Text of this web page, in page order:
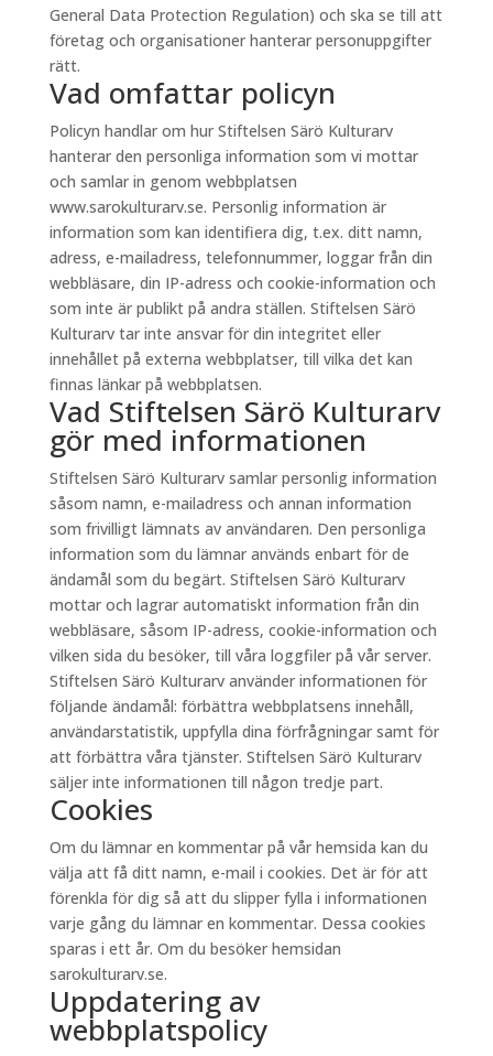
General Data Protection Regulation) och ska se till att
företag och organisationer hanterar personuppgifter
rätt.
Vad omfattar policyn
Policyn handlar om hur Stiftelsen Särö Kulturarv
hanterar den personliga information som vi mottar
och samlar in genom webbplatsen
www.sarokulturarv.se. Personlig information är
information som kan identifiera dig, t.ex. ditt namn,
adress, e-mailadress, telefonnummer, loggar från din
webbläsare, din IP-adress och cookie-information och
som inte är publikt på andra ställen. Stiftelsen Särö
Kulturarv tar inte ansvar för din integritet eller
innehållet på externa webbplatser, till vilka det kan
finnas länkar på webbplatsen.
Vad Stiftelsen Särö Kulturarv
gör med informationen
Stiftelsen Särö Kulturarv samlar personlig information
såsom namn, e-mailadress och annan information
som frivilligt lämnats av användaren. Den personliga
information som du lämnar används enbart för de
ändamål som du begärt. Stiftelsen Särö Kulturarv
mottar och lagrar automatiskt information från din
webbläsare, såsom IP-adress, cookie-information och
vilken sida du besöker, till våra loggfiler på vår server.
Stiftelsen Särö Kulturarv använder informationen för
följande ändamål: förbättra webbplatsens innehåll,
användarstatistik, uppfylla dina förfrågningar samt för
att förbättra våra tjänster. Stiftelsen Särö Kulturarv
säljer inte informationen till någon tredje part.
Cookies
Om du lämnar en kommentar på vår hemsida kan du
välja att få ditt namn, e-mail i cookies. Det är för att
förenkla för dig så att du slipper fylla i informationen
varje gång du lämnar en kommentar. Dessa cookies
sparas i ett år. Om du besöker hemsidan
sarokulturarv.se.
Uppdatering av
webbplatspolicy